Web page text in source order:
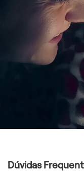
Dúvidas